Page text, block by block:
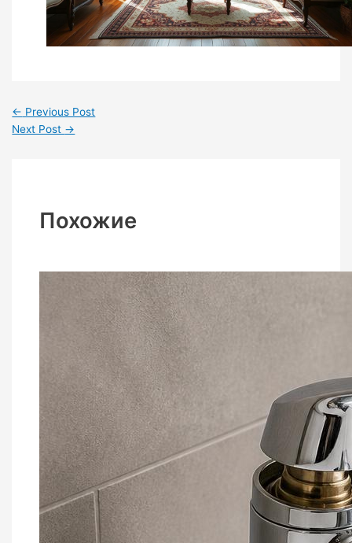
← Previous Post
Next Post →
Похожие